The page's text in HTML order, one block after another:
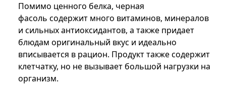
Помимо ценного белка, черная
фасоль содержит много витаминов, минералов
и сильных антиоксидантов, а также придает
блюдам оригинальный вкус и идеально
вписывается в рацион. Продукт также содержит
клетчатку, но не вызывает большой нагрузки на
организм.